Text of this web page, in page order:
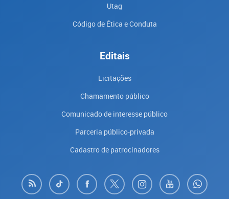
Utag
Código de Ética e Conduta
Editais
Licitações
Chamamento público
Comunicado de interesse público
Parceria público-privada
Cadastro de patrocinadores